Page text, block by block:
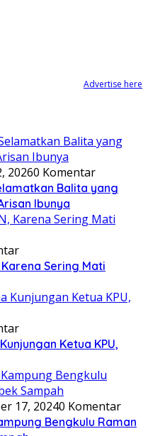
Advertise here
20260 Komentar
Balita yang
Ibunya
Sering Mati
Ketua KPU,
17, 20240 Komentar
Bengkulu Raman